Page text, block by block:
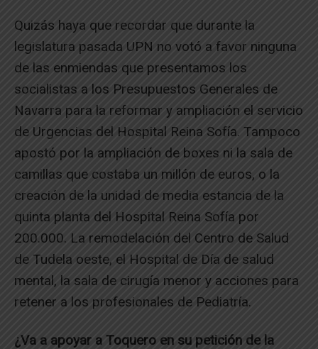
Quizás haya que recordar que durante la
legislatura pasada UPN no votó a favor ninguna
de las enmiendas que presentamos los
socialistas a los Presupuestos Generales de
Navarra para la reformar y ampliación el servicio
de Urgencias del Hospital Reina Sofía. Tampoco
apostó por la ampliación de boxes ni la sala de
camillas que costaba un millón de euros, o la
creación de la unidad de media estancia de la
quinta planta del Hospital Reina Sofía por
200.000. La remodelación del Centro de Salud
de Tudela oeste, el Hospital de Día de salud
mental, la sala de cirugía menor y acciones para
retener a los profesionales de Pediatría.
¿Va a apoyar a Toquero en su petición de la